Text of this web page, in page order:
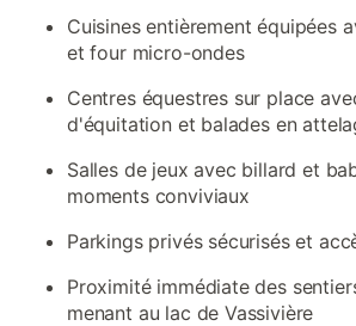
Cuisines entièrement équipées
et four micro-ondes
Centres équestres sur place
d'équitation et balades en
Salles de jeux avec billard et
moments conviviaux
Parkings privés sécurisés et
Proximité immédiate des
menant au lac de Vassivière